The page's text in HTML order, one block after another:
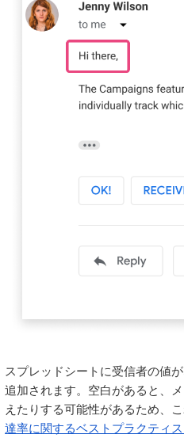
スプレッドシートに受信者の値
追加されます。空白があると、
えたりする可能性があるため、
達率に関するベストプラクティ